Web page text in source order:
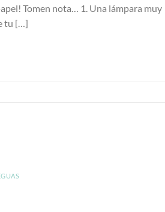
Tomen nota… 1. Una lámpara muy
tu […]